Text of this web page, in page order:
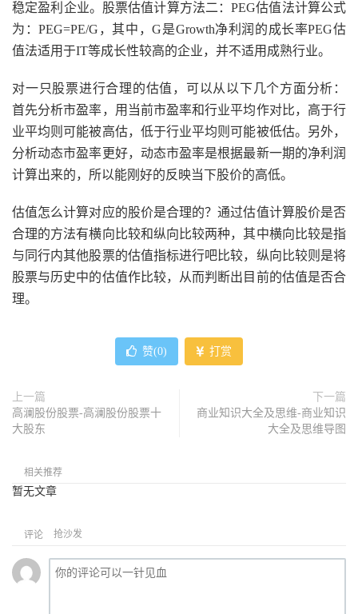
稳定盈利企业。股票估值计算方法二：PEG估值法计算公式
为：PEG=PE/G，其中，G是Growth净利润的成长率PEG估
值法适用于IT等成长性较高的企业，并不适用成熟行业。
对一只股票进行合理的估值，可以从以下几个方面分析：
首先分析市盈率，用当前市盈率和行业平均作对比，高于行
业平均则可能被高估，低于行业平均则可能被低估。另外，
分析动态市盈率更好，动态市盈率是根据最新一期的净利润
计算出来的，所以能刚好的反映当下股价的高低。
估值怎么计算对应的股价是合理的？通过估值计算股价是否
合理的方法有横向比较和纵向比较两种，其中横向比较是指
与同行内其他股票的估值指标进行吧比较，纵向比较则是将
股票与历史中的估值作比较，从而判断出目前的估值是否合
理。
赞(0) 打赏
上一篇
高澜股份股票-高澜股份股票十
大股东
下一篇
商业知识大全及思维-商业知识
大全及思维导图
相关推荐
暂无文章
评论 抢沙发